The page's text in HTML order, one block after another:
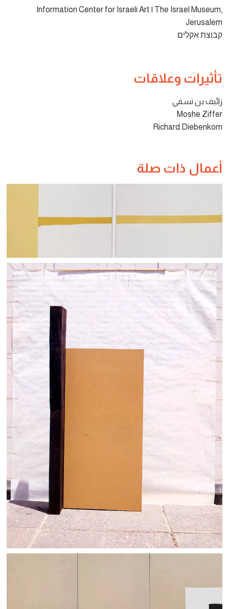
Information Center for Israeli Art | The Israel Museum,
Jerusalem
קבוצת אקלים
تأثيرات وعلاقات
زائيف بن تسفي
Moshe Ziffer
Richard Diebenkorn
أعمال ذات صلة